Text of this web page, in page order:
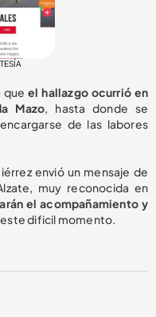
queel hallazgo ocurrió en
Mazo, hasta donde se
de las labores
envió un mensaje de
muy reconocida en
el acompañamiento y
dificil momento.